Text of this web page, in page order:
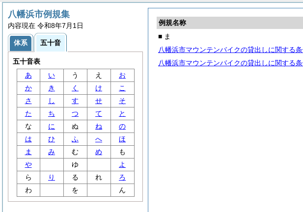
例規名称
■ ま
八幡浜市マウンテンバイクの貸出しに関する条
八幡浜市マウンテンバイクの貸出しに関する
八幡浜市例規集
内容現在 令和8年7月1日
体系 五十音
五十音表
あ
い う え
お
か
き く け
こ
さ
し す せ
そ
た
ち つ て
と
な
に ぬ ね
の
は
ひ ふ へ
ほ
ま
み む め
も
や
ゆ
よ
ら
り る れ
ろ
わ
を ん